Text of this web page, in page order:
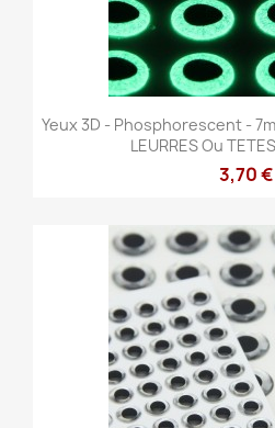
Yeux 3D - Phosphorescent -
LEURRES Ou
3,70 €